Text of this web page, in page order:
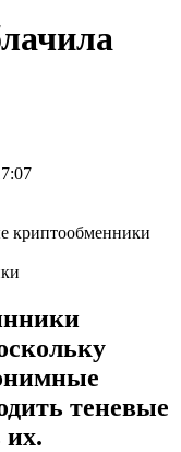
теневые
их.